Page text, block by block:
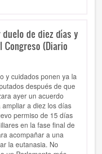
de diez días y
Congreso (Diario
y cuidados ponen ya la
después de que
ayer un acuerdo
a diez los días
permiso de 15 días
en la fase final de
acompañar a una
la eutanasia. No